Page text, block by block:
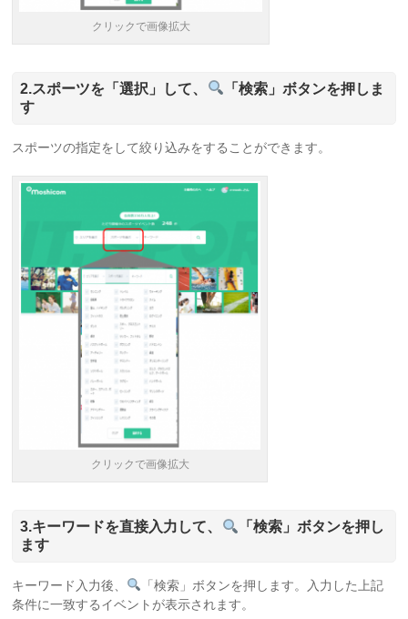
クリックで画像拡大
2.スポーツを「選択」して、
「検索」ボタンを押しま
す
スポーツの指定をして絞り込みをすることができます。
クリックで画像拡大
3.キーワードを直接入力して、
「検索」ボタンを押し
ます
キーワード入力後、
「検索」ボタンを押します。入力した上記
条件に一致するイベントが表示されます。